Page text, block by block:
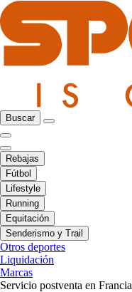
Buscar
Rebajas
Fútbol
Lifestyle
Running
Equitación
Senderismo y Trail
Otros deportes
Liquidación
Marcas
Servicio postventa en Francia